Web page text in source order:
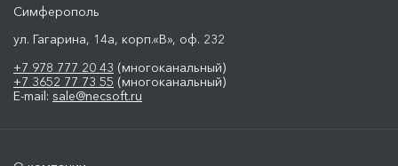
Симферополь
ул. Гагарина, 14а, корп.«В», оф. 232
+7 978 777 20 43 (многоканальный)
+7 3652 77 73 55 (многоканальный)
E-mail: sale@necsoft.ru